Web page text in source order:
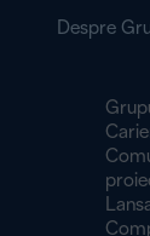
Despre